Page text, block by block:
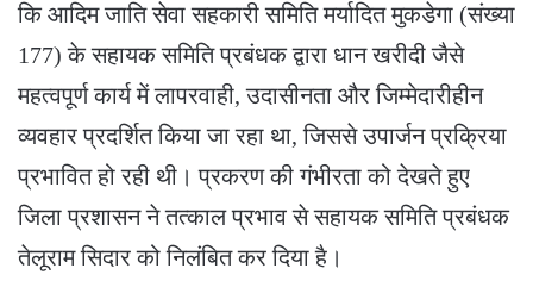
कि आदिम जाति सेवा सहकारी समिति मर्यादित मुकडेगा (संख्या
177) के सहायक समिति प्रबंधक द्वारा धान खरीदी जैसे
महत्वपूर्ण कार्य में लापरवाही, उदासीनता और जिम्मेदारीहीन
व्यवहार प्रदर्शित किया जा रहा था, जिससे उपार्जन प्रक्रिया
प्रभावित हो रही थी। प्रकरण की गंभीरता को देखते हुए
जिला प्रशासन ने तत्काल प्रभाव से सहायक समिति प्रबंधक
तेलूराम सिदार को निलंबित कर दिया है।